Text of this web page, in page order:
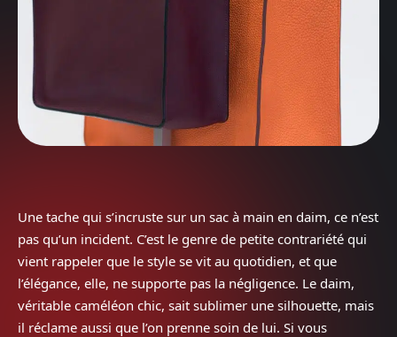
Une tache qui s’incruste sur un sac à main en daim, ce n’est
pas qu’un incident. C’est le genre de petite contrariété qui
vient rappeler que le style se vit au quotidien, et que
l’élégance, elle, ne supporte pas la négligence. Le daim,
véritable caméléon chic, sait sublimer une silhouette, mais
il réclame aussi que l’on prenne soin de lui. Si vous